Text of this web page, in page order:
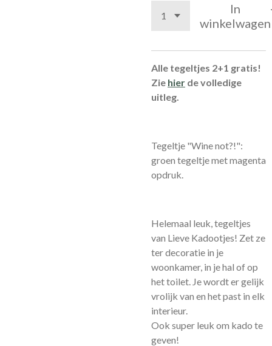
In
winkelwagen
Alle tegeltjes 2+1 gratis!
Zie hier de volledige
uitleg.
Tegeltje "Wine not?!":
groen tegeltje met magenta
opdruk.
Helemaal leuk, tegeltjes
van Lieve Kadootjes! Zet ze
ter decoratie in je
woonkamer, in je hal of op
het toilet. Je wordt er gelijk
vrolijk van en het past in elk
interieur.
Ook super leuk om kado te
geven!